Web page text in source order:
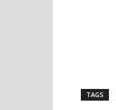
TAGS